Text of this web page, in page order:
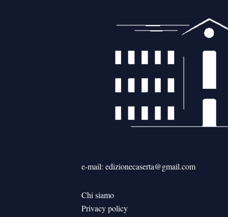
e-mail: edizionecaserta@gmail.com
Chi siamo
Privacy policy